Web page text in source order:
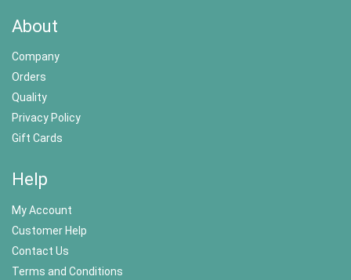
About
Company
Orders
Quality
Privacy Policy
Gift Cards
Help
My Account
Customer Help
Contact Us
Terms and Conditions